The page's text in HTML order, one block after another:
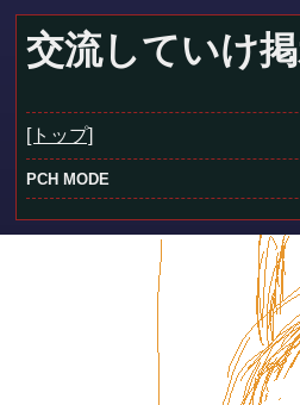
交流していけ
[トップ]
PCH MODE